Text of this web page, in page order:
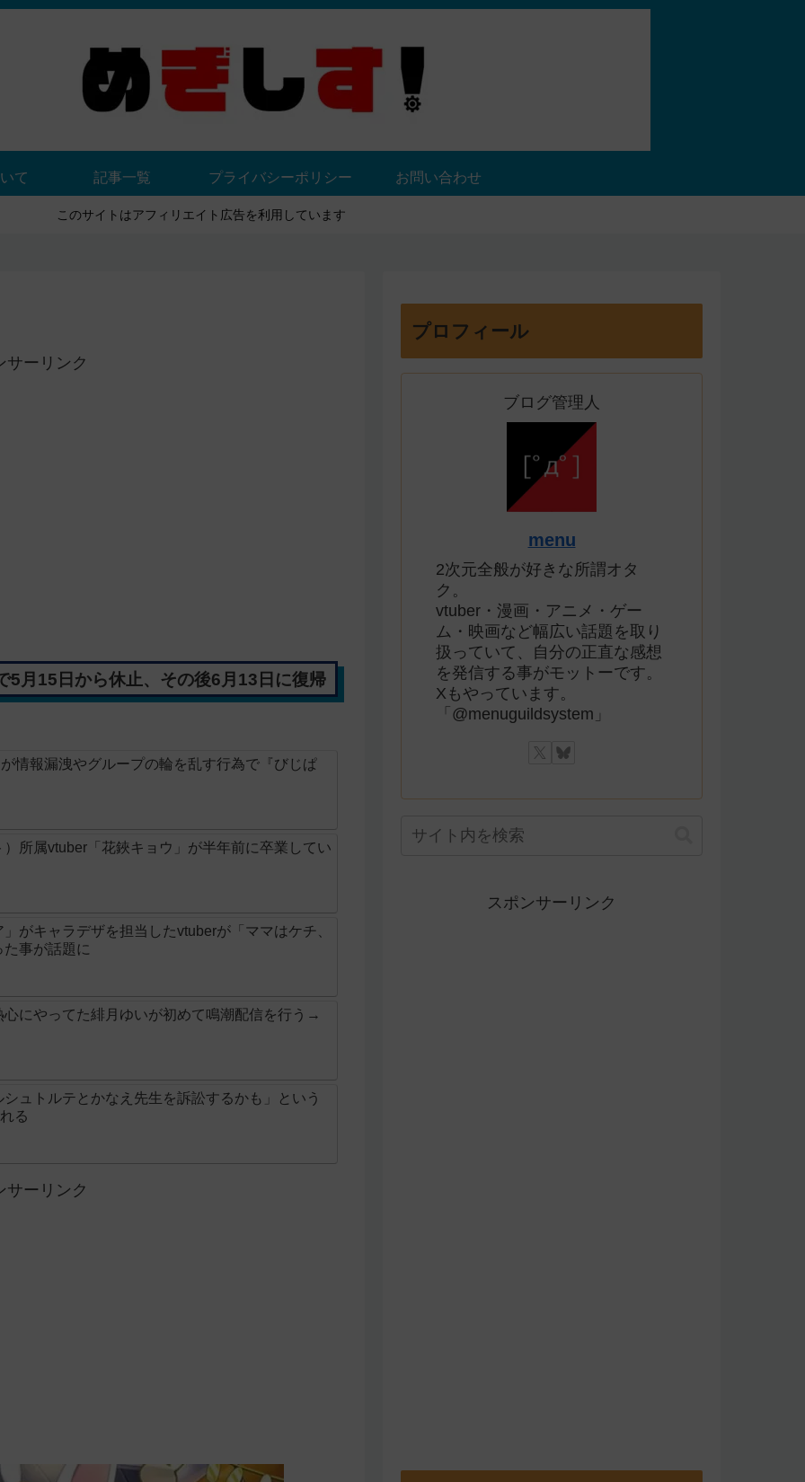
て 記事一覧 プライバシーポリシー お問い合わせ
このサイトはアフィリエイト広告を利用しています
サーリンク
5月15日から休止、その後6月13日に復帰
情報漏洩やグループの輪を乱す行為で『びじぱ
所属vtuber「花鋏キョウ」が半年前に卒業してい
がキャラデザを担当したvtuberが「ママはケチ、
事が話題に
にやってた緋月ゆいが初めて鳴潮配信を行う→
ュトルテとかなえ先生を訴訟するかも」という
る
サーリンク
プロフィール
ブログ管理人
menu
2次元全般が好きな所謂オタ
ク。
vtuber・漫画・アニメ・ゲー
ム・映画など幅広い話題を取り
扱っていて、自分の正直な感想
を発信する事がモットーです。
Xもやっています。
「@menuguildsystem」
スポンサーリンク